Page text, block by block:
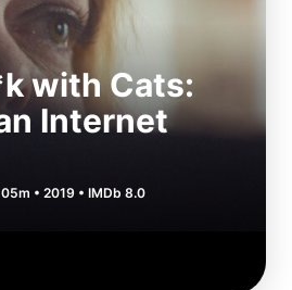
with Cats:
Internet
• 2019 • IMDb 8.0